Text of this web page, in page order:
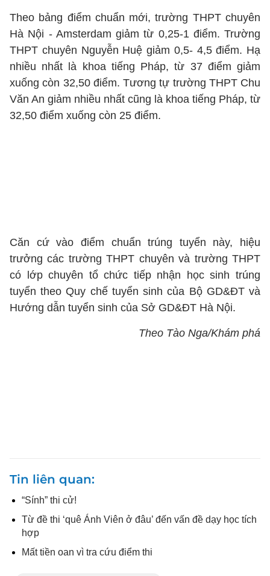
Theo bảng điểm chuẩn mới, trường THPT chuyên
Hà Nội - Amsterdam giảm từ 0,25-1 điểm. Trường
THPT chuyên Nguyễn Huệ giảm 0,5- 4,5 điểm. Hạ
nhiều nhất là khoa tiếng Pháp, từ 37 điểm giảm
xuống còn 32,50 điểm. Tương tự trường THPT Chu
Văn An giảm nhiều nhất cũng là khoa tiếng Pháp, từ
32,50 điểm xuống còn 25 điểm.
Căn cứ vào điểm chuẩn trúng tuyển này, hiệu
trưởng các trường THPT chuyên và trường THPT
có lớp chuyên tổ chức tiếp nhận học sinh trúng
tuyển theo Quy chế tuyển sinh của Bộ GD&ĐT và
Hướng dẫn tuyển sinh của Sở GD&ĐT Hà Nội.
Theo Tào Nga/Khám phá
Tin liên quan
“Sính” thi cử!
Từ đề thi ‘quê Ánh Viên ở đâu’ đến vấn đề dạy học tích
hợp
Mất tiền oan vì tra cứu điểm thi